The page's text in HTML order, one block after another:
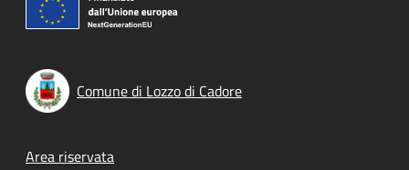
Comune di Lozzo di Cadore
Footer menu
Area riservata